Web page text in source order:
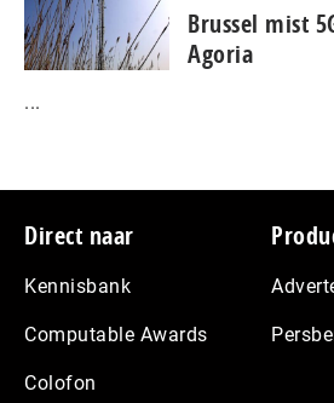
Brussel mist
Agoria
...
Footer
Direct naar
Kennisbank
Computable Awards
Colofon